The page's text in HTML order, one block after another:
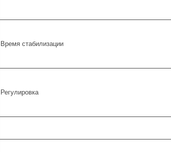
Время стабилизации
Регулировка